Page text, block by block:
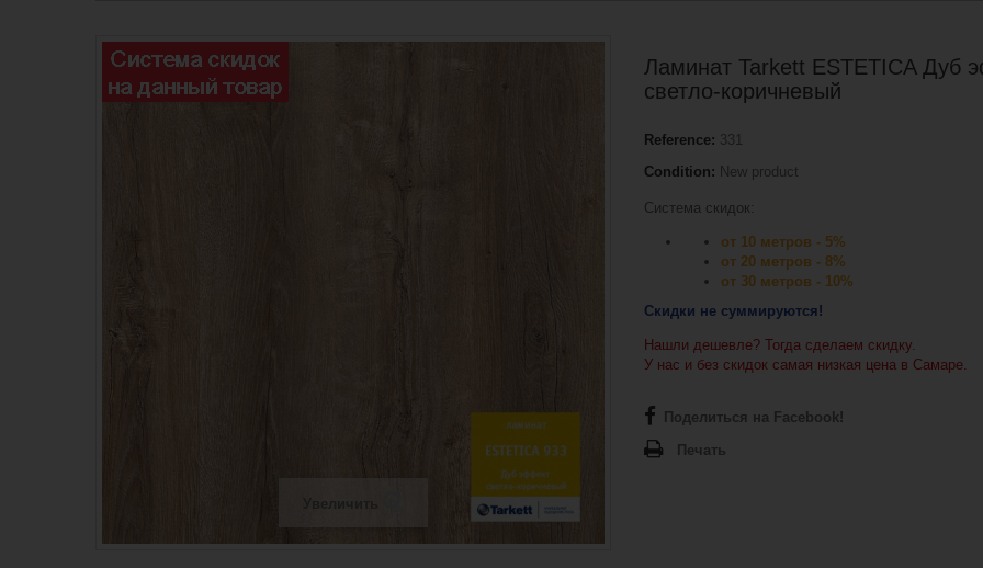
Ламинат Tarkett ESTETICA Дуб
светло-коричневый
Reference: 331
Condition: New product
Система скидок:
от 10 метров - 5%
от 20 метров - 8%
от 30 метров - 10%
Скидки не суммируются!
Нашли дешевле? Тогда сделаем скидку.
У нас и без скидок самая низкая цена в Самаре.
Поделиться на Facebook!
Печать